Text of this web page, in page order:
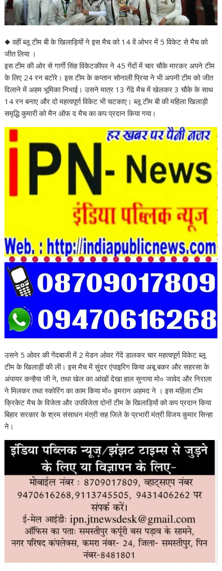
◆ वहीं ब्लू टीम बी के खिलाड़ियों ने इस मैच को 14 वें ओभर में 5 विकेट से मैच को
जीत लिया ।
इस टीम की ओर से गार्गी सिंह विकेटकीपर ने 45 गेंदों में चार चौके मारकर अपने टीम
के लिए 24 रन बटोरे। इस टीम के कप्तान सोनाली प्रिया ने भी अपनी टीम को जीत
दिलाने में अहम भूमिका निभाई। उसने मात्र 13 गेंद़े मैच में खेलकर 3 चौके के साथ
14 रन बनाए और दो महत्वपूर्ण विकेट भी चटकाए। ब्लू टीम बी की महिला खिलाड़ी
समृद्धि कुमारी को मैन ऑफ द मैच का कप प्रदान किया गया।
उसने 5 ओवर की गेंदबाजी में 2 मेडन ओवर गेंदें डालकर चार महत्वपूर्ण विकेट ब्लू
टीम के खिलाड़ी की ली। इस मैच में सुंदर एंपाइरिग किया अबू बकर और सहरसा के
अंपायर कन्हैया जी ने, तथा खेल का आंखों देखा हाल सुनाया मो० जावेद और निराला
ने मिलकर तथा स्कोरिंग का काम किया मो० इमरान अहमद ने । इस महिला टीम
क्रिकेट मैच के विजेता और उपविजेता दोनों टीम के खिलाड़ियों को कप प्रदान किया
बिहार सरकार के श्रम संसाधन मंत्री सह जिले के प्रभारी मंत्री विजय कुमार सिन्हा
ने।